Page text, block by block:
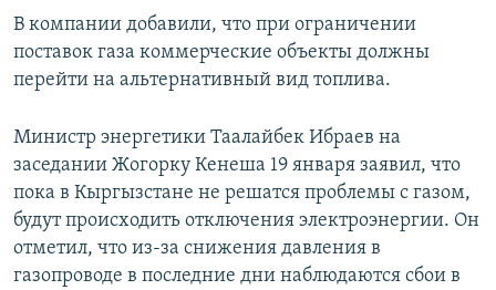
В компании добавили, что при ограничении
поставок газа коммерческие объекты должны
перейти на альтернативный вид топлива.
Министр энергетики Таалайбек Ибраев на
заседании Жогорку Кенеша 19 января заявил, что
пока в Кыргызстане не решатся проблемы с газом,
будут происходить отключения электроэнергии. Он
отметил, что из-за снижения давления в
газопроводе в последние дни наблюдаются сбои в